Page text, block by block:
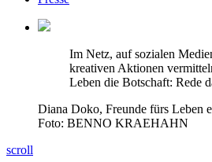
Im Netz, auf sozialen
kreativen Aktionen
Leben die Botschaft: Rede
Diana Doko, Freunde fürs Leben
Foto: BENNO KRAEHAHN
scroll